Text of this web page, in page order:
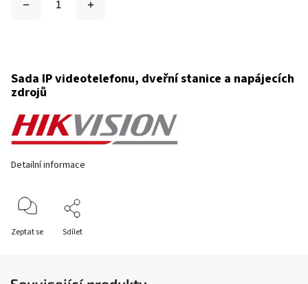
Sada IP videotelefonu, dveřní stanice a napájecích
zdrojů
Detailní informace
Zeptat se Sdílet